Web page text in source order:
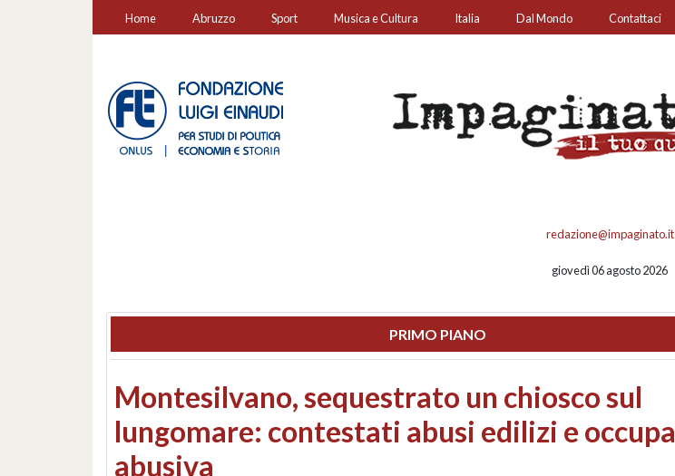
Home Abruzzo Sport Musica e Cultura Italia Dal Mondo Contattaci
redazione@impaginato.it
giovedì 06 agosto 2026
PRIMO PIANO
Consiglio regionale: confronto su call center,
Consorzi di bonifica e danni da maltempo